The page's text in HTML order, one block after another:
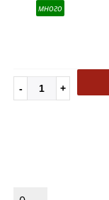
много